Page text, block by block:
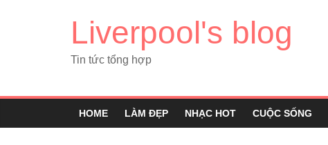
Liverpool's blog
Tin tức tổng hợp
HOME LÀM ĐẸP NHẠC HOT CUỘC SỐNG